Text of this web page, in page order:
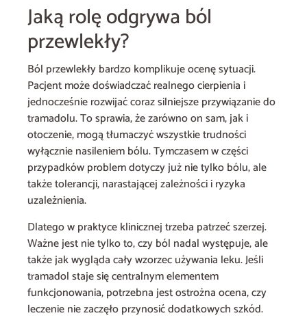
Jaką rolę odgrywa ból
przewlekły?
Ból przewlekły bardzo komplikuje ocenę sytuacji.
Pacjent może doświadczać realnego cierpienia i
jednocześnie rozwijać coraz silniejsze przywiązanie do
tramadolu. To sprawia, że zarówno on sam, jak i
otoczenie, mogą tłumaczyć wszystkie trudności
wyłącznie nasileniem bólu. Tymczasem w części
przypadków problem dotyczy już nie tylko bólu, ale
także tolerancji, narastającej zależności i ryzyka
uzależnienia.
Dlatego w praktyce klinicznej trzeba patrzeć szerzej.
Ważne jest nie tylko to, czy ból nadal występuje, ale
także jak wygląda cały wzorzec używania leku. Jeśli
tramadol staje się centralnym elementem
funkcjonowania, potrzebna jest ostrożna ocena, czy
leczenie nie zaczęło przynosić dodatkowych szkód.